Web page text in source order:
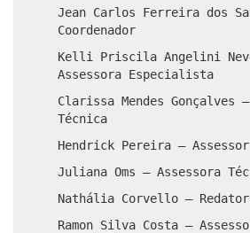
Jean Carlos Ferreira dos
Coordenador
Kelli Priscila Angelini
Assessora Especialista
Clarissa Mendes Gonçalves
Técnica
Hendrick Pereira –
Juliana Oms – Assessora
Nathália Corvello –
Ramon Silva Costa –